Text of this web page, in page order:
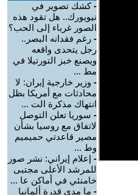
-كشك تصوير في
نيويورك.. هل تقود هذه
الصور غرباء إلى الحب؟
- رغم فقدانه البصر..
رجل يتحدى واقعه
ويصنع خبز التورتيلا في
مط ...
- وزير خارجية إيران: لا
محادثات مع أمريكا بظل
انتهاك مذكرة الت ...
- سوريا تعلن التوصل
لاتفاق مع روسيا بشأن
مصير قاعدتي حميميم
وط ...
- إعلام إيراني: نشر صور
للمرشد الأعلى مجتبى
خامنئي في أماكن عا ...
- ما مدى قدرة ألمانيا